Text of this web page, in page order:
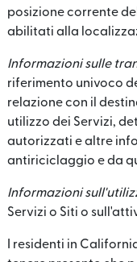
posizione corrente
abilitati alla
Informazioni sulle
riferimento univoco
relazione con il
utilizzo dei Servizi,
autorizzati e altre
antiriciclaggio e da
Informazioni
Servizi o Siti o
I residenti in